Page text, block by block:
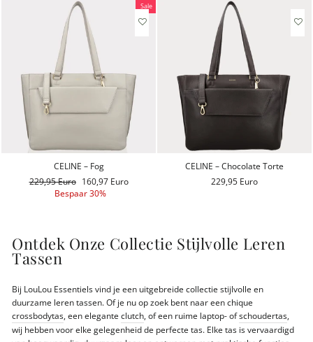
Sale
CELINE – Fog
Reguliere
229,95 Euro Aanbiedingsprijs
160,97 Euro
Bespaar 30%
CELINE – Chocolate Torte
229,95 Euro
Ontdek Onze Collectie Stijlvolle Leren
Tassen
Bij LouLou Essentiels vind je een uitgebreide collectie stijlvolle en
duurzame leren tassen. Of je nu op zoek bent naar een chique
crossbodytas , een elegante clutch , of een ruime laptop- ofschoudertas
wij hebben voor elke gelegenheid de perfecte tas. Elke tas is vervaardigd